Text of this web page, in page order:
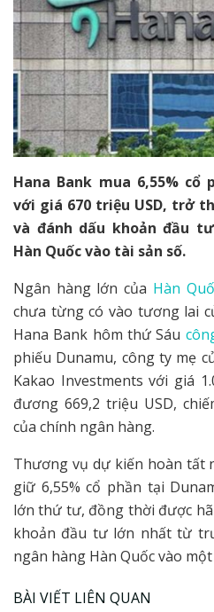
Hana Bank mua 6,55% cổ
với giá 670 triệu USD, trở
và đánh dấu khoản đầu
Hàn Quốc vào tài sản số.
Ngân hàng lớn của Hàn
chưa từng có vào tương lai
Hana Bank hôm thứ Sáu
phiếu Dunamu, công ty mẹ
Kakao Investments với giá
đương 669,2 triệu USD,
của chính ngân hàng.
Thương vụ dự kiến hoàn tất
giữ 6,55% cổ phần tại
lớn thứ tư, đồng thời được
khoản đầu tư lớn nhất từ
ngân hàng Hàn Quốc vào
BÀI VIẾT LIÊN QUAN